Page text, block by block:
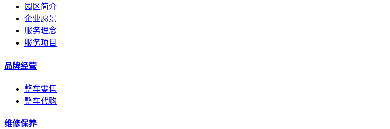
园区简介
企业愿景
服务理念
服务项目
品牌经营
整车零售
整车代购
维修保养